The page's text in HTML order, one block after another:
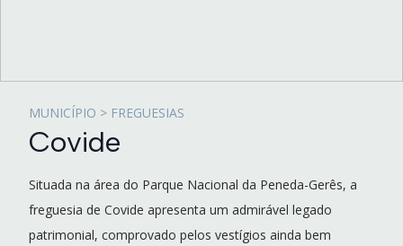
MUNICÍPIO > FREGUESIAS
Covide
Situada na área do Parque Nacional da Peneda-Gerês, a
freguesia de Covide apresenta um admirável legado
patrimonial, comprovado pelos vestígios ainda bem